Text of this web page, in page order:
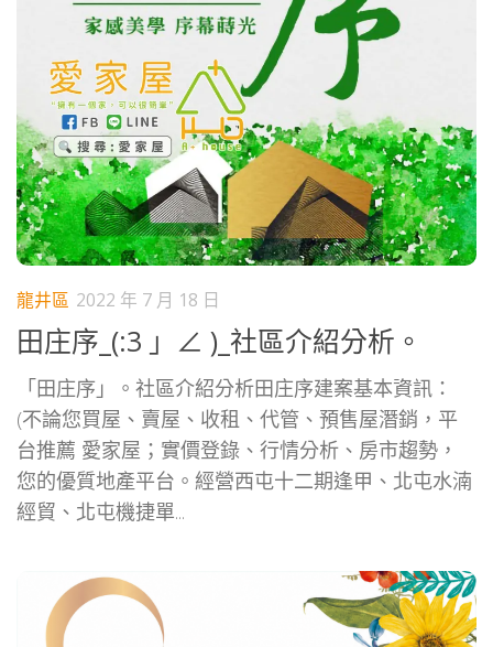
龍井區 2022 年 7 月 18 日
田庄序_(:3 」∠ )_社區介紹分析。
「田庄序」。社區介紹分析田庄序建案基本資訊：
(不論您買屋、賣屋、收租、代管、預售屋潛銷，平
台推薦 愛家屋；實價登錄、行情分析、房市趨勢，
您的優質地產平台。經營西屯十二期逢甲、北屯水湳
經貿、北屯機捷單...